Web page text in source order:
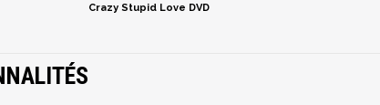
Crazy Stupid Love DVD